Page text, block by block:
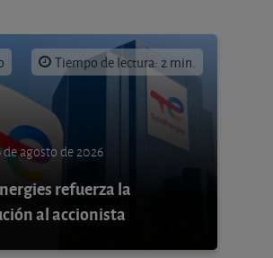
Tiempo de lectura: 2 min.
de agosto de 2026
refuerza la
al accionista